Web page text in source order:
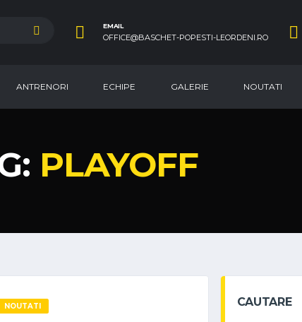
EMAIL
OFFICE@BASCHET-POPESTI-LEORDENI.RO
ANTRENORI ECHIPE GALERIE NOUTATI
PLAYOFF
NOUTATI CAUTARE